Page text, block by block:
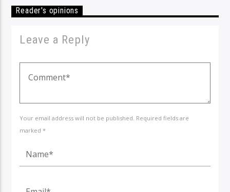
Reader's opinions
Leave a Reply
Your email address will not be published. Required fields are
marked *